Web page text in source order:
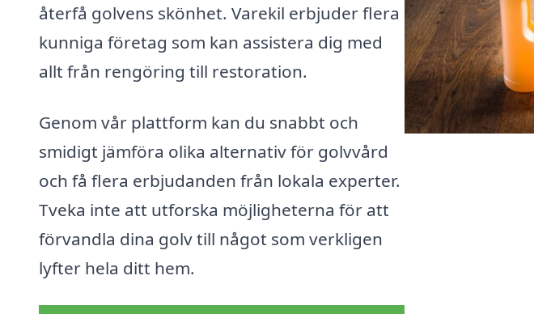
återfå golvens skönhet. Varekil erbjuder flera
kunniga företag som kan assistera dig med
allt från rengöring till restoration.
Genom vår plattform kan du snabbt och
smidigt jämföra olika alternativ för golvvård
och få flera erbjudanden från lokala experter.
Tveka inte att utforska möjligheterna för att
förvandla dina golv till något som verkligen
lyfter hela ditt hem.